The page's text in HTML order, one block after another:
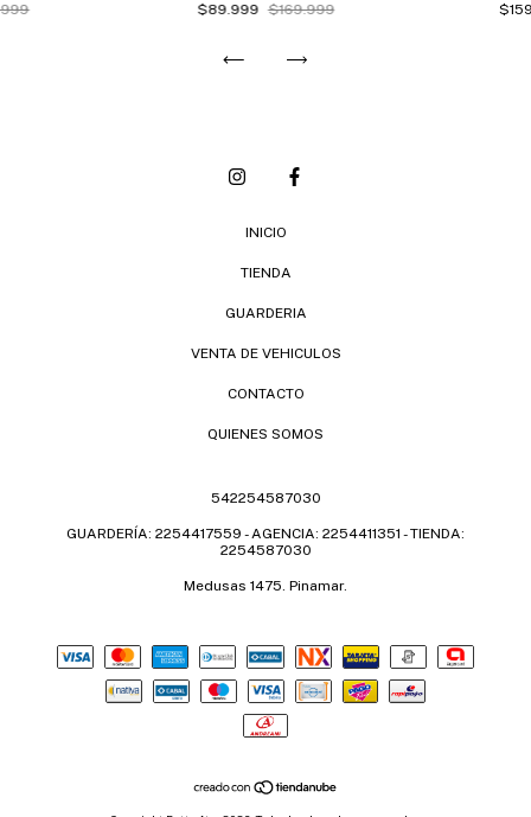
$89.999 $169.999
INICIO
TIENDA
GUARDERIA
VENTA DE VEHICULOS
CONTACTO
QUIENES SOMOS
542254587030
GUARDERÍA: 2254417559 - AGENCIA: 2254411351 - TIENDA:
2254587030
Medusas 1475. Pinamar.